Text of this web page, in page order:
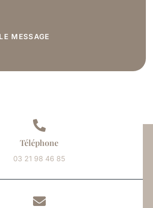
Téléphone
03 21 98 46 85